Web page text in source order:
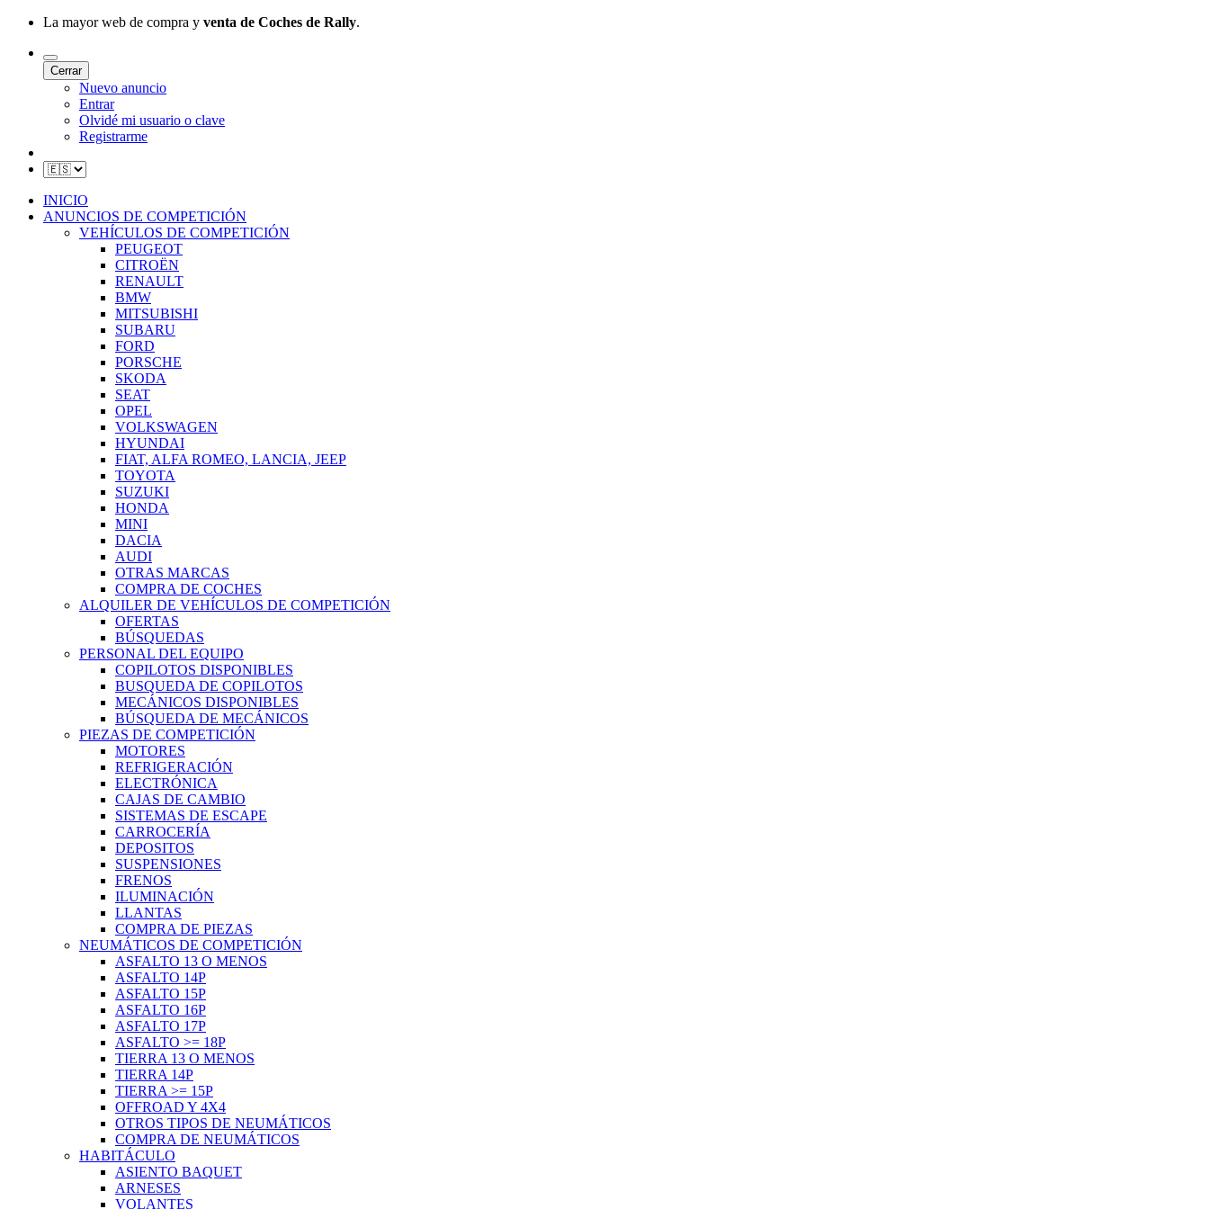
La mayor web de compra y venta de Coches de Rally.
Cerrar
Nuevo anuncio
Entrar
Olvidé mi usuario o clave
Registrarme
INICIO
ANUNCIOS DE COMPETICIÓN
VEHÍCULOS DE COMPETICIÓN
PEUGEOT
CITROËN
RENAULT
BMW
MITSUBISHI
SUBARU
FORD
PORSCHE
SKODA
SEAT
OPEL
VOLKSWAGEN
HYUNDAI
FIAT, ALFA ROMEO, LANCIA, JEEP
TOYOTA
SUZUKI
HONDA
MINI
DACIA
AUDI
OTRAS MARCAS
COMPRA DE COCHES
ALQUILER DE VEHÍCULOS DE COMPETICIÓN
OFERTAS
BÚSQUEDAS
PERSONAL DEL EQUIPO
COPILOTOS DISPONIBLES
BUSQUEDA DE COPILOTOS
MECÁNICOS DISPONIBLES
BÚSQUEDA DE MECÁNICOS
PIEZAS DE COMPETICIÓN
MOTORES
REFRIGERACIÓN
ELECTRÓNICA
CAJAS DE CAMBIO
SISTEMAS DE ESCAPE
CARROCERÍA
DEPOSITOS
SUSPENSIONES
FRENOS
ILUMINACIÓN
LLANTAS
COMPRA DE PIEZAS
NEUMÁTICOS DE COMPETICIÓN
ASFALTO 13 O MENOS
ASFALTO 14P
ASFALTO 15P
ASFALTO 16P
ASFALTO 17P
ASFALTO >= 18P
TIERRA 13 O MENOS
TIERRA 14P
TIERRA >= 15P
OFFROAD Y 4X4
OTROS TIPOS DE NEUMÁTICOS
COMPRA DE NEUMÁTICOS
HABITÁCULO
ASIENTO BAQUET
ARNESES
VOLANTES